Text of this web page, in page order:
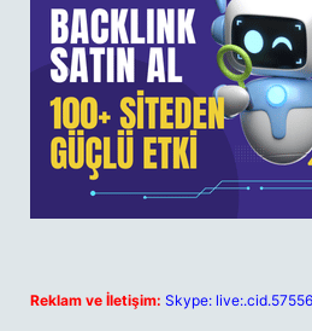
Reklam ve İletişim: Skype: